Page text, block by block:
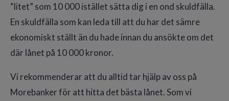
“litet” som 10 000 istället sätta dig i en ond skuldfälla.
En skuldfälla som kan leda till att du har det sämre
ekonomiskt ställt än du hade innan du ansökte om det
där lånet på 10 000 kronor.
Vi rekommenderar att du alltid tar hjälp av oss på
Morebanker för att hitta det bästa lånet. Som vi